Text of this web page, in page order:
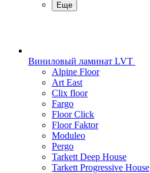
Еще
Виниловый ламинат LVT
Alpine Floor
Art East
Clix floor
Fargo
Floor Click
Floor Faktor
Moduleo
Pergo
Tarkett Deep House
Tarkett Progressive House